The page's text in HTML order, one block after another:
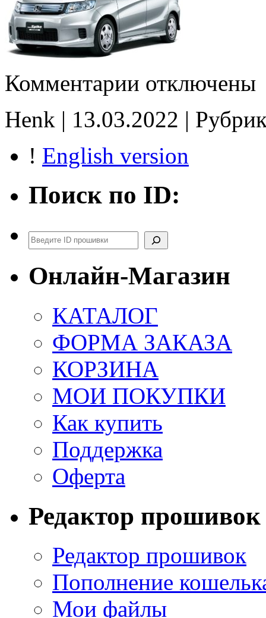
Комментарии записи
J550
E2
отключены
Henk | 13.03.2022 |
! English version
Поиск по ID:
Поиск
Онлайн-Магазин
КАТАЛОГ
ФОРМА ЗАКАЗА
КОРЗИНА
МОИ ПОКУПКИ
Как купить
Поддержка
Оферта
Редактор прошивок
Редактор прошивок
Пополнение
Мои файлы